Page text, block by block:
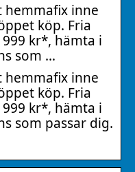
hemmafix inne
köp. Fria
kr*, hämta i
som …
hemmafix inne
köp. Fria
kr*, hämta i
som passar dig.